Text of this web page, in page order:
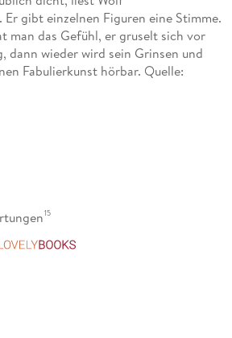
gibt einzelnen Figuren eine Stimme.
man das Gefühl, er gruselt sich vor
dann wieder wird sein Grinsen und
Fabulierkunst hörbar. Quelle:
15